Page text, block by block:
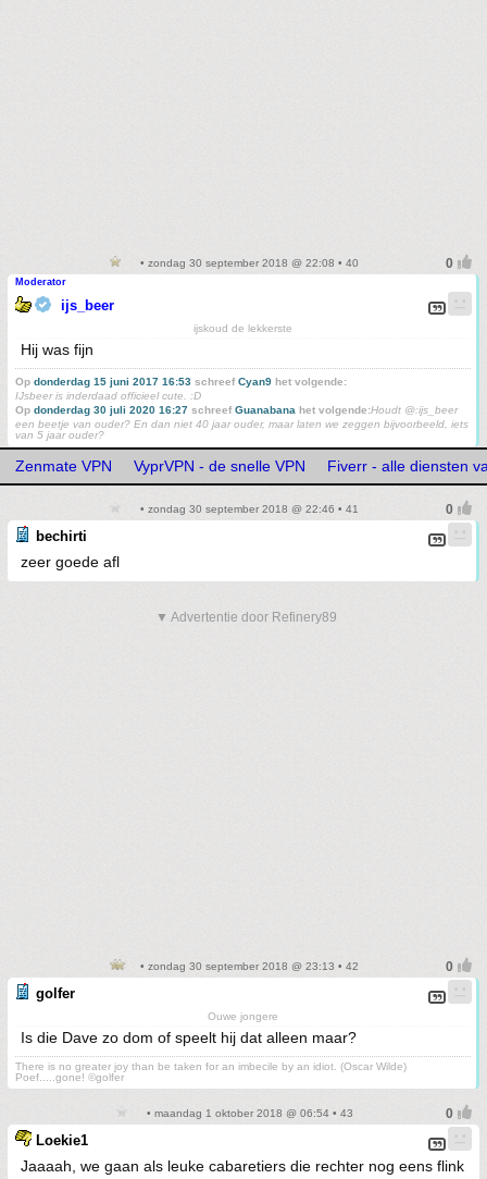
• zondag 30 september 2018 @ 22:08 • 40
Moderator
ijs_beer
ijskoud de lekkerste
Hij was fijn
Op donderdag 15 juni 2017 16:53 schreefCyan9 het volgende:
IJsbeer is inderdaad officieel cute. :D
Op donderdag 30 juli 2020 16:27 schreefGuanabana het volgende:Houdt @:ijs_beer
een beetje van ouder? En dan niet 40 jaar ouder, maar laten we zeggen bijvoorbeeld, iets
van 5 jaar ouder?
Zenmate VPN VyprVPN - de snelle VPN Fiverr - alle diensten
• zondag 30 september 2018 @ 22:46 • 41
bechirti
zeer goede afl
▼ Advertentie door Refinery89
• zondag 30 september 2018 @ 23:13 • 42
golfer
Ouwe jongere
Is die Dave zo dom of speelt hij dat alleen maar?
There is no greater joy than be taken for an imbecile by an idiot. (Oscar Wilde)
Poef.....gone! ©golfer
• maandag 1 oktober 2018 @ 06:54 • 43
Loekie1
Jaaaah, we gaan als leuke cabaretiers die rechter nog eens flink